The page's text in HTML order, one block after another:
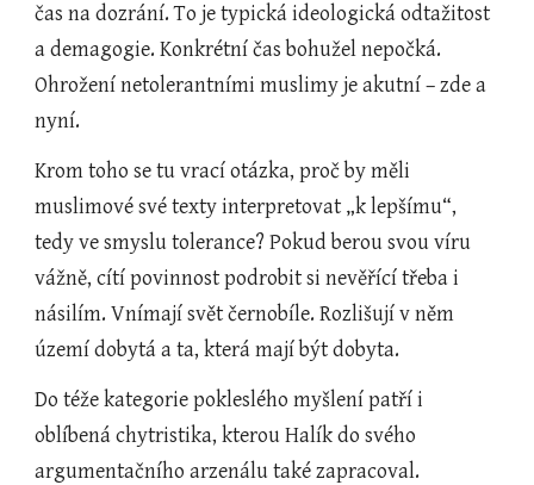
čas na dozrání. To je typická ideologická odtažitost
a demagogie. Konkrétní čas bohužel nepočká.
Ohrožení netolerantními muslimy je akutní – zde a
nyní.
Krom toho se tu vrací otázka, proč by měli
muslimové své texty interpretovat „k lepšímu“,
tedy ve smyslu tolerance? Pokud berou svou víru
vážně, cítí povinnost podrobit si nevěřící třeba i
násilím. Vnímají svět černobíle. Rozlišují v něm
území dobytá a ta, která mají být dobyta.
Do téže kategorie pokleslého myšlení patří i
oblíbená chytristika, kterou Halík do svého
argumentačního arzenálu také zapracoval.